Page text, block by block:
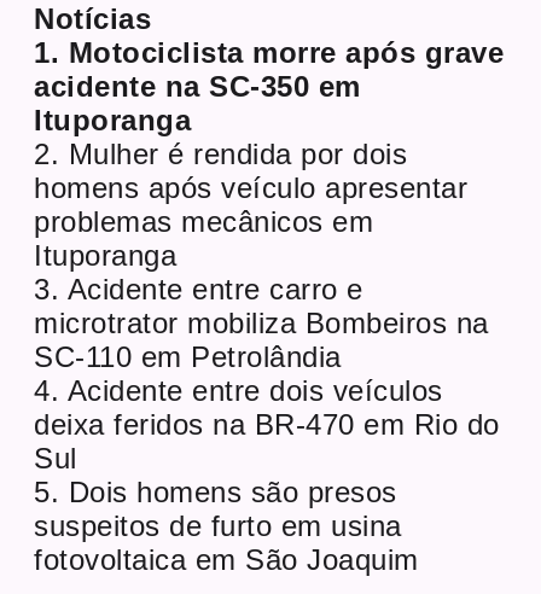
Notícias
1. Motociclista morre após grave
acidente na SC-350 em
Ituporanga
2. Mulher é rendida por dois
homens após veículo apresentar
problemas mecânicos em
Ituporanga
3. Acidente entre carro e
microtrator mobiliza Bombeiros na
SC-110 em Petrolândia
4. Acidente entre dois veículos
deixa feridos na BR-470 em Rio do
Sul
5. Dois homens são presos
suspeitos de furto em usina
fotovoltaica em São Joaquim